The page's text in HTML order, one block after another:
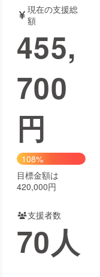
音楽
ゲーム・サ
Creation
コミュニティ
現在の支援総
額
455,
700
円
108%
目標金額は
420,000円
支援者数
70人